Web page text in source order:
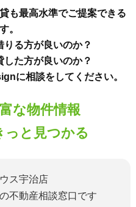
も最高水準でご提案できる
。
る方が良いのか？
た方が良いのか？
に相談をしてください。
な物件情報
っと見つかる
ス宇治店
不動産相談窓口です